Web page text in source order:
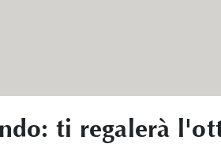
ti regalerà